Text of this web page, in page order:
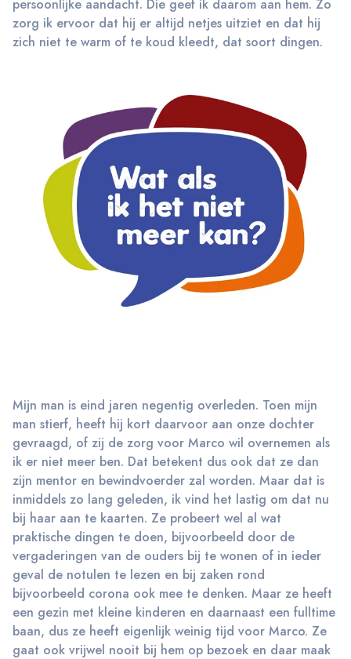
persoonlijke aandacht. Die geef ik daarom aan hem. Zo
zorg ik ervoor dat hij er altijd netjes uitziet en dat hij
zich niet te warm of te koud kleedt, dat soort dingen.
Mijn man is eind jaren negentig overleden. Toen mijn
man stierf, heeft hij kort daarvoor aan onze dochter
gevraagd, of zij de zorg voor Marco wil overnemen als
ik er niet meer ben. Dat betekent dus ook dat ze dan
zijn mentor en bewindvoerder zal worden. Maar dat is
inmiddels zo lang geleden, ik vind het lastig om dat nu
bij haar aan te kaarten. Ze probeert wel al wat
praktische dingen te doen, bijvoorbeeld door de
vergaderingen van de ouders bij te wonen of in ieder
geval de notulen te lezen en bij zaken rond
bijvoorbeeld corona ook mee te denken. Maar ze heeft
een gezin met kleine kinderen en daarnaast een fulltime
baan, dus ze heeft eigenlijk weinig tijd voor Marco. Ze
gaat ook vrijwel nooit bij hem op bezoek en daar maak